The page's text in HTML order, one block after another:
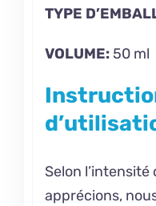
TYPE
VOLUME:50 ml
Selon l’intensité
apprécions,